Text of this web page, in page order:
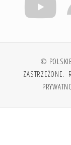
©
ZASTRZEŻONE.